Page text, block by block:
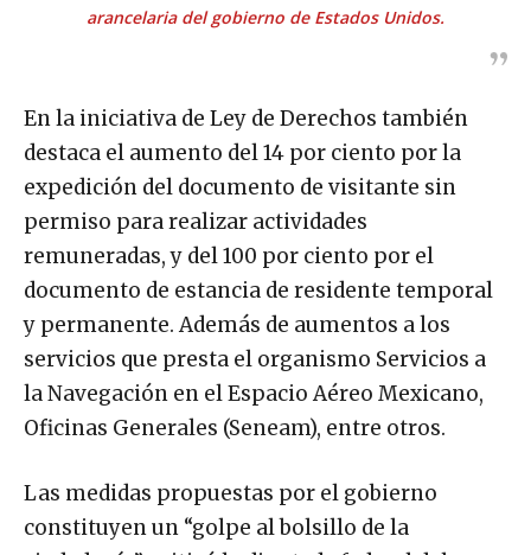
arancelaria del gobierno de Estados Unidos.
En la iniciativa de Ley de Derechos también
destaca el aumento del 14 por ciento por la
expedición del documento de visitante sin
permiso para realizar actividades
remuneradas, y del 100 por ciento por el
documento de estancia de residente temporal
y permanente. Además de aumentos a los
servicios que presta el organismo Servicios a
la Navegación en el Espacio Aéreo Mexicano,
Oficinas Generales (Seneam), entre otros.
Las medidas propuestas por el gobierno
constituyen un “golpe al bolsillo de la